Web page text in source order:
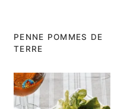
PENNE POMMES DE
TERRE